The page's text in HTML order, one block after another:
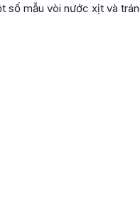
số mẫu vòi nước xịt và